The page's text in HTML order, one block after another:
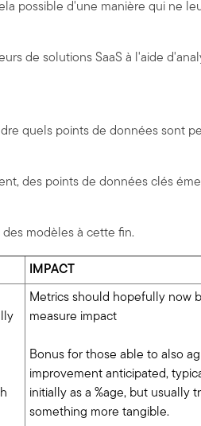
possible d'une manière qui ne
de solutions SaaS à l'aide
quels points de données sont
des points de données clés
modèles à cette fin.
IMPACT
Metrics should hopefully now
measure impact
Bonus for those able to also
improvement anticipated,
initially as a %age, but usually
something more tangible.